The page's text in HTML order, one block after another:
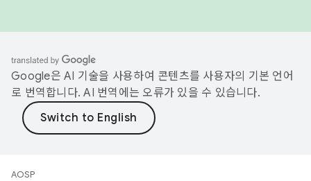
Google은 AI 기술을 사용하여 콘텐츠를 사용자의 기본 언어
로 번역합니다. AI 번역에는 오류가 있을 수 있습니다.
AOSP